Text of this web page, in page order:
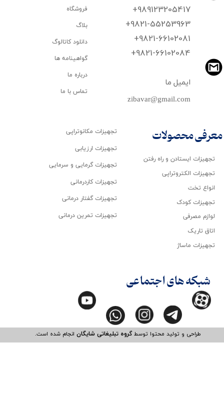
+989123205417
+9821-55253963
+9821-66102081
​​​​​​​+9821-66102084
zibavar@gmail.com
ایمیل ما
طراحی و تولید محتوا توسطگروه تبلیغاتی شایگانانجام شده است.​​​​​​​
تجهیزات ایستادن و راه رفتن
تجهیزات الکتروتراپی
انواع تخت
تجهیزات کودک
لوازم مصرفی
اتاق تاریک
تجهیزات ماساژ
فروشگاه
بلاگ
دانلود کاتالوگ
گواهینامه ها
درباره ما
تماس با ما
تجهیزات مکانوتراپی
تجهیزات ارزیابی
تجهیزات گرمایی و سرمایی
تجهیزات کاردرمانی
تجهیزات گفتار درمانی
تجهیزات تمرین درمانی
معرفی محصولات
شبکه های اجتماعی